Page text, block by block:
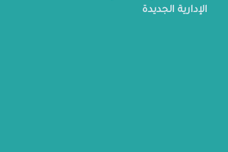
الإدارية الجديدة